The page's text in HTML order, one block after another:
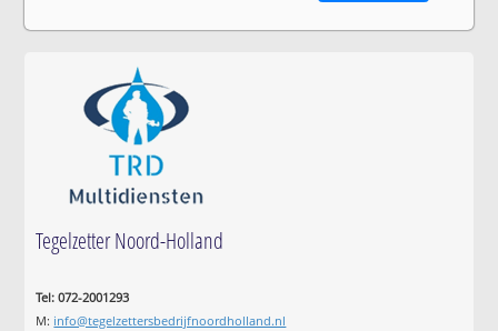
Tegelzetter Noord-Holland
Tel: 072-2001293
M: info@tegelzettersbedrijfnoordholland.nl